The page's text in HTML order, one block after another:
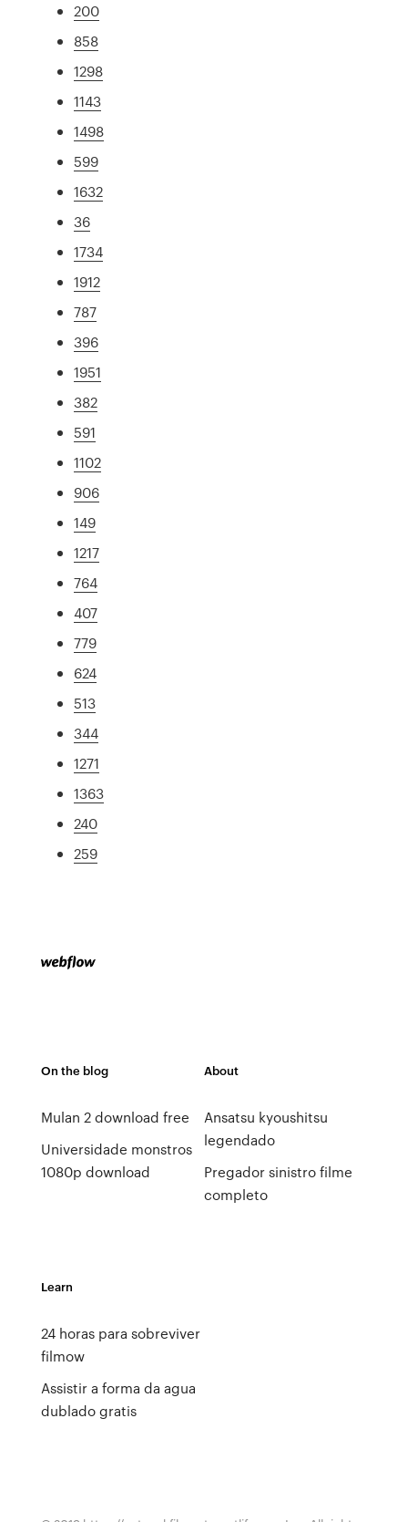
200
858
1298
1143
1498
599
1632
36
1734
1912
787
396
1951
382
591
1102
906
149
1217
764
407
779
624
513
344
1271
1363
240
259
On the blog
Mulan 2 download free
Universidade monstros
1080p download
About
Ansatsu kyoushitsu
legendado
Pregador sinistro filme
completo
Learn
24 horas para sobreviver
filmow
Assistir a forma da agua
dublado gratis